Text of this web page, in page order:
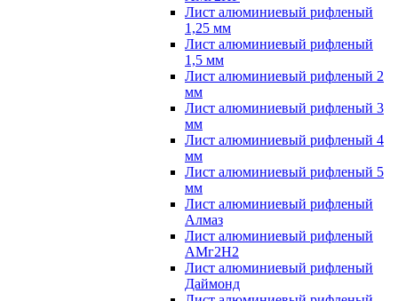
Лист алюминиевый рифленый
1,25 мм
Лист алюминиевый рифленый
1,5 мм
Лист алюминиевый рифленый 2
мм
Лист алюминиевый рифленый 3
мм
Лист алюминиевый рифленый 4
мм
Лист алюминиевый рифленый 5
мм
Лист алюминиевый рифленый
Алмаз
Лист алюминиевый рифленый
АМг2Н2
Лист алюминиевый рифленый
Даймонд